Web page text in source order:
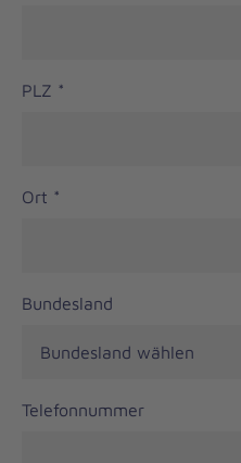
PLZ *
Ort *
Bundesland
Telefonnummer